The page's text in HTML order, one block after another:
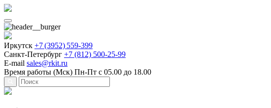
Иркутск +7 (3952) 559-399
Санкт-Петербург +7 (812) 500-25-99
E-mail sales@rkit.ru
Время работы (Мск) Пн-Пт с 05.00 до 18.00